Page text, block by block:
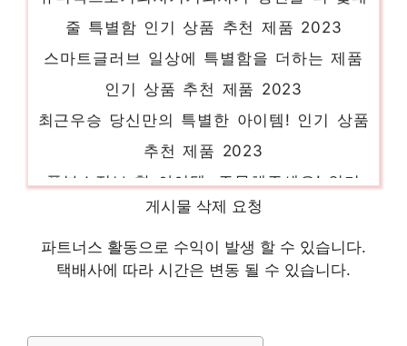
상품 추천 제품 2023
인기 상품 추천 제품 2023
게시물 삭제 요청
파트너스 활동으로 수익이 발생 할 수 있습니다.
택배사에 따라 시간은 변동 될 수 있습니다.